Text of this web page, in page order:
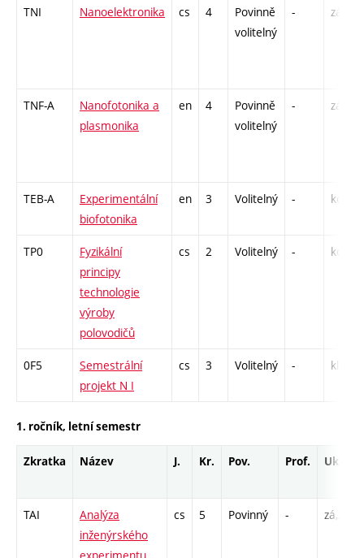
TNI Nanoelektronika cs 4
Povinně
volitelný
- zá,zk
TNF-A
Nanofotonika a
plasmonika
en 4
Povinně
volitelný
- zá,zk
TEB-A
Experimentální
biofotonika
en 3 Volitelný - kol
TP0
Fyzikální
principy
technologie
výroby
polovodičů
cs 2 Volitelný - kol
0F5
Semestrální
projekt N I
cs 3 Volitelný - kl
1. ročník, letní semestr
Zkratka Název J. Kr. Pov. Prof. Uk.
TAI
Analýza
inženýrského
cs 5 Povinný - zá,zk